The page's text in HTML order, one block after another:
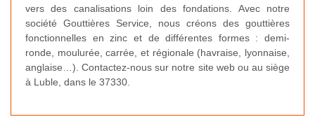
vers des canalisations loin des fondations. Avec notre
société Gouttières Service, nous créons des gouttières
fonctionnelles en zinc et de différentes formes : demi-
ronde, moulurée, carrée, et régionale (havraise, lyonnaise,
anglaise…). Contactez-nous sur notre site web ou au siège
à Luble, dans le 37330.